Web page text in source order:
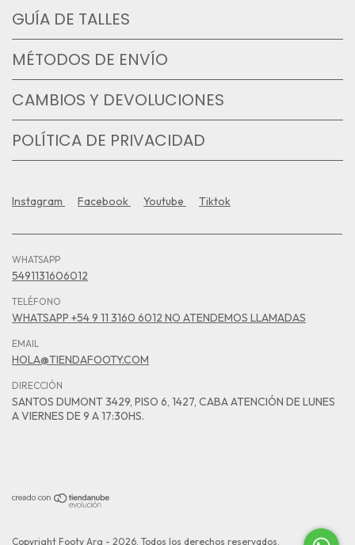
GUÍA DE TALLES
MÉTODOS DE ENVÍO
CAMBIOS Y DEVOLUCIONES
POLÍTICA DE PRIVACIDAD
Instagram Facebook Youtube Tiktok
WHATSAPP
5491131606012
TELÉFONO
WHATSAPP +54 9 11 3160 6012 NO ATENDEMOS LLAMADAS
EMAIL
HOLA@TIENDAFOOTY.COM
DIRECCIÓN
SANTOS DUMONT 3429, PISO 6, 1427, CABA ATENCIÓN DE LUNES
A VIERNES DE 9 A 17:30HS.
Copyright Footy Arg - 2026. Todos los derechos reservados.